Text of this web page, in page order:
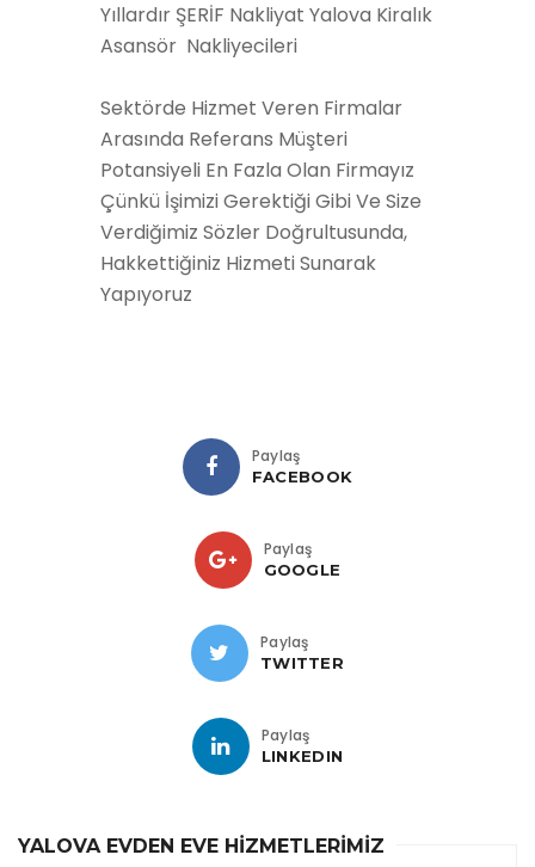
Yıllardır ŞERİF Nakliyat Yalova Kiralık
Asansör Nakliyecileri
Sektörde Hizmet Veren Firmalar
Arasında Referans Müşteri
Potansiyeli En Fazla Olan Firmayız
Çünkü İşimizi Gerektiği Gibi Ve Size
Verdiğimiz Sözler Doğrultusunda,
Hakkettiğiniz Hizmeti Sunarak
Yapıyoruz
Paylaş
FACEBOOK
Paylaş
GOOGLE
Paylaş
TWITTER
Paylaş
LINKEDIN
YALOVA EVDEN EVE HİZMETLERİMİZ